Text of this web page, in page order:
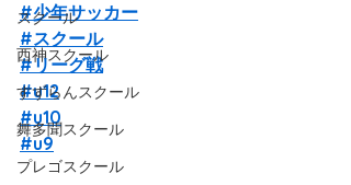
スクール
西神スクール
すずらんスクール
舞多聞スクール
プレゴスクール
#少年サッカー
#スクール
#リーグ戦
#u12
#u10
#u9